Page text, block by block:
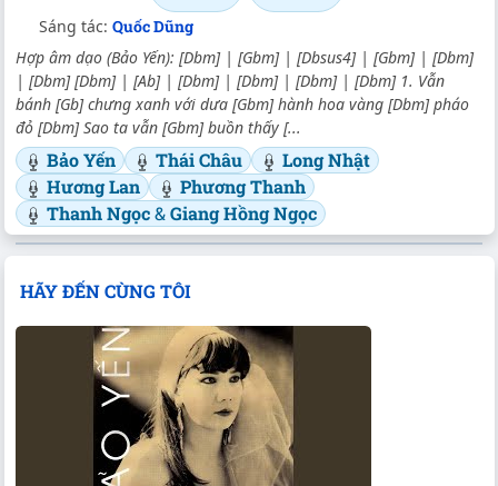
Sáng tác: Quốc Dũng
Hợp âm dạo (Bảo Yến): [Dbm] | [Gbm] | [Dbsus4] | [Gbm] | [Dbm]
| [Dbm] [Dbm] | [Ab] | [Dbm] | [Dbm] | [Dbm] | [Dbm] 1. Vẫn
bánh [Gb] chưng xanh với dưa [Gbm] hành hoa vàng [Dbm] pháo
đỏ [Dbm] Sao ta vẫn [Gbm] buồn thấy [...
Bảo Yến Thái Châu
Long Nhật
Hương Lan
Phương Thanh
Thanh Ngọc&Giang Hồng Ngọc
HÃY ĐẾN CÙNG TÔI